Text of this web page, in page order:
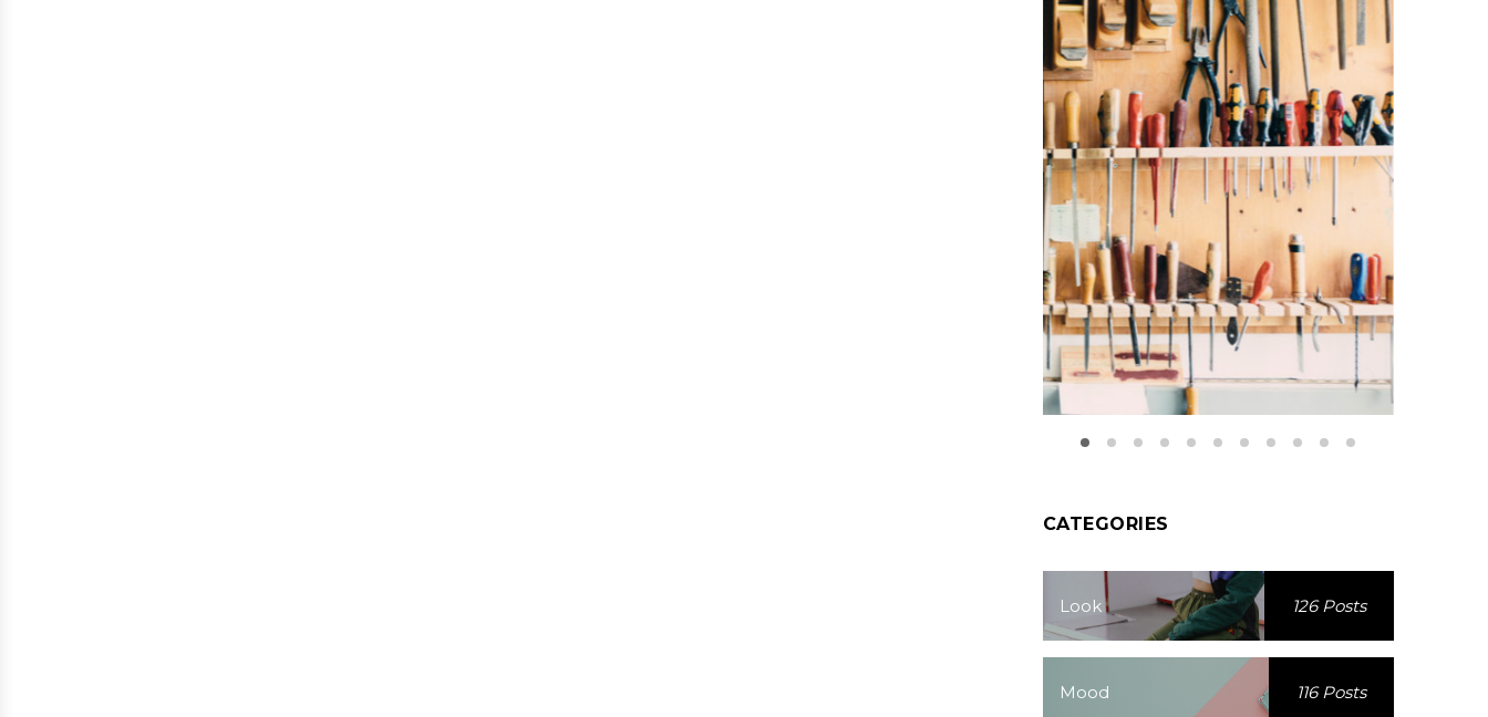
CATEGORIES
Look 126 Posts
Mood 116 Posts